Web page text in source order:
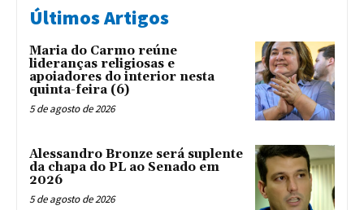
Últimos Artigos
Maria do Carmo reúne
lideranças religiosas e
apoiadores do interior nesta
quinta-feira (6)
5 de agosto de 2026
Alessandro Bronze será suplente
da chapa do PL ao Senado em
2026
5 de agosto de 2026